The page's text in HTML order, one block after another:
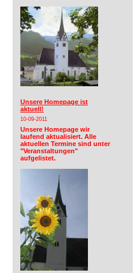
Unsere Homepage ist
aktuell!
10-09-2011
Unsere Homepage wir
laufend aktualisiert. Alle
aktuellen Termine sind unter
"Veranstaltungen"
aufgelistet.